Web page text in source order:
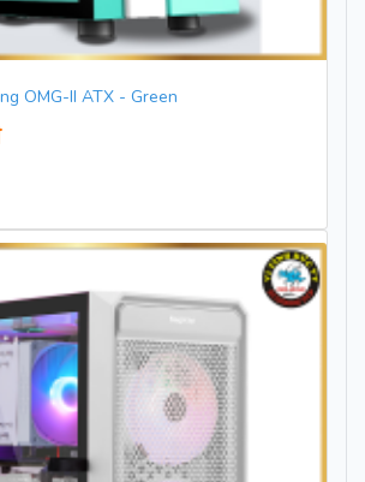
OMG-II ATX - Green